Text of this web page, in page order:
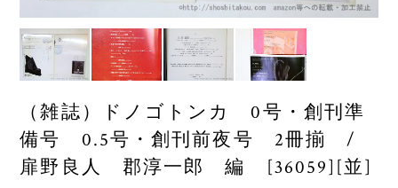
（雑誌）ドノゴトンカ 0号・創刊準
備号 0.5号・創刊前夜号 2冊揃 /
扉野良人 郡淳一郎 編 [36059][並]